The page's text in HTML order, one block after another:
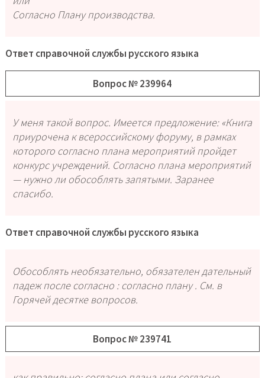
Согласно Плану производства.
Ответ справочной службы русского языка
Вопрос № 239964
У меня такой вопрос. Имеется предложение: «Книга
приурочена к всероссийскому форуму, в рамках
которого согласно плана мероприятий пройдет
конкурс учреждений. Согласно плана мероприятий
— нужно ли обособлять запятыми. Заранее
спасибо.
Ответ справочной службы русского языка
Обособлять необязательно, обязателен дательный
падеж после согласно : согласно плану . См. в
Горячей десятке вопросов.
Вопрос № 239741